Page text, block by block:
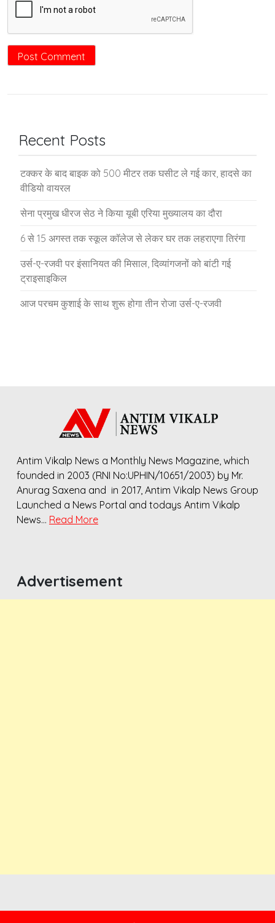
Recent Posts
टक्कर के बाद बाइक को 500 मीटर तक घसीट ले गई कार, हादसे का
वीडियो वायरल
सेना प्रमुख धीरज सेठ ने किया यूबी एरिया मुख्यालय का दौरा
6 से 15 अगस्त तक स्कूल कॉलेज से लेकर घर तक लहराएगा तिरंगा
उर्स-ए-रजवी पर इंसानियत की मिसाल, दिव्यांगजनों को बांटी गई
ट्राइसाइकिल
आज परचम कुशाई के साथ शुरू होगा तीन रोजा उर्स-ए-रजवी
Antim Vikalp News a Monthly News Magazine, which
founded in 2003 (RNI No:UPHIN/10651/2003) by Mr.
Anurag Saxena and in 2017, Antim Vikalp News Group
Launched a News Portal and todays Antim Vikalp
News… Read More
Advertisement